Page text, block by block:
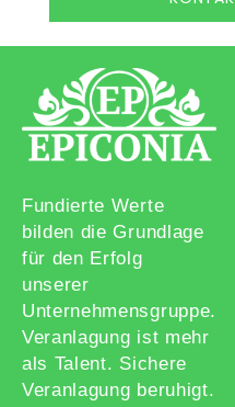
Fundierte Werte
bilden die Grundlage
für den Erfolg
unserer
Unternehmensgruppe.
Veranlagung ist mehr
als Talent. Sichere
Veranlagung beruhigt.